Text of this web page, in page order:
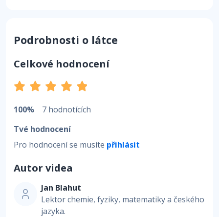
Podrobnosti o látce
Celkové hodnocení
100%
7 hodnotících
Tvé hodnocení
Pro hodnocení se musíte přihlásit
Autor videa
Jan Blahut
Lektor chemie, fyziky, matematiky a českého
jazyka.